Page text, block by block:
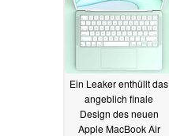
Ein Leaker enthüllt das
angeblich finale
Design des neuen
Apple MacBook Air